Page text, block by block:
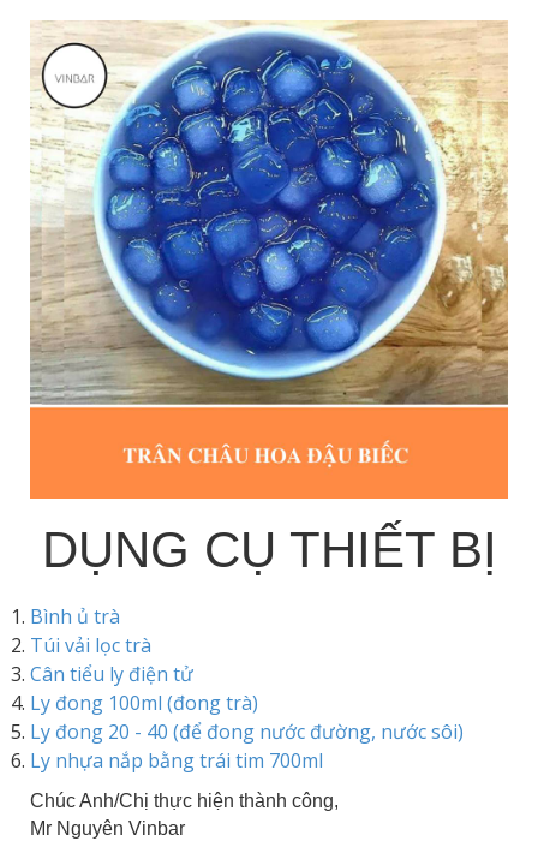
DỤNG CỤ THIẾT BỊ
Bình ủ trà
Túi vải lọc trà
Cân tiểu ly điện tử
Ly đong 100ml (đong trà)
Ly đong 20 - 40 (để đong nước đường, nước sôi)
Ly nhựa nắp bằng trái tim 700ml
Chúc Anh/Chị thực hiện thành công,
Mr Nguyên Vinbar